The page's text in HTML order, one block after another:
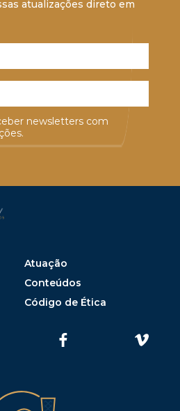
atualizações direto em
newsletters com
Atuação
Conteúdos
Código de Ética